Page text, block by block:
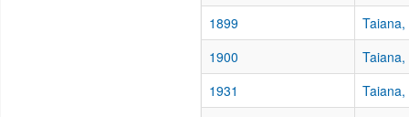
1899
1900
1931